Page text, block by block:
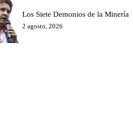
Los Siete Demonios de la Minería
2 agosto, 2026